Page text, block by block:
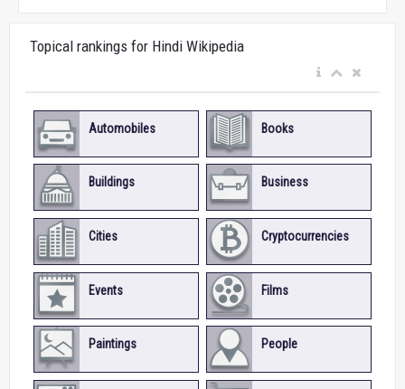
Topical rankings for Hindi Wikipedia
Automobiles Books
Buildings Business
Cities Cryptocurrencies
Events Films
Paintings People